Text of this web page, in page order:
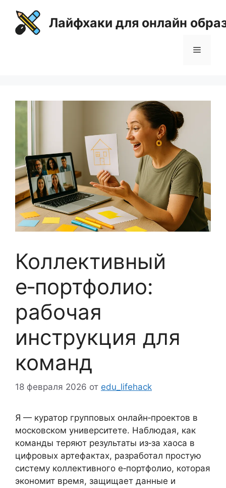
содержимому
Лайфхаки для онлайн
Меню
Коллективный
e‑портфолио:
рабочая
инструкция для
команд
18 февраля 2026 от edu_lifehack
Я — куратор групповых онлайн‑проектов в
московском университете. Наблюдая, как
команды теряют результаты из‑за хаоса в
цифровых артефактах, разработал простую
систему коллективного e‑портфолио, которая
экономит время, защищает данные и